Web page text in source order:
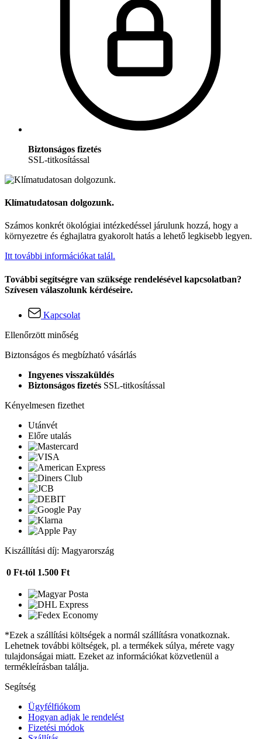
Biztonságos fizetés
SSL-titkosítással
Klímatudatosan dolgozunk.
Számos konkrét ökológiai intézkedéssel járulunk hozzá, hogy a
környezetre és éghajlatra gyakorolt hatás a lehető legkisebb legyen.
Itt további információkat talál.
További segítségre van szüksége rendelésével kapcsolatban?
Szívesen válaszolunk kérdéseire.
Kapcsolat
Ellenőrzött minőség
Biztonságos és megbízható vásárlás
Ingyenes visszaküldés
Biztonságos fizetés SSL-titkosítással
Kényelmesen fizethet
Utánvét
Előre utalás
Kiszállítási díj: Magyarország
0 Ft-tól 1.500 Ft
*Ezek a szállítási költségek a normál szállításra vonatkoznak.
Lehetnek további költségek, pl. a termékek súlya, mérete vagy
tulajdonságai miatt. Ezeket az információkat közvetlenül a
termékleírásban találja.
Segítség
Ügyfélfiókom
Hogyan adjak le rendelést
Fizetési módok